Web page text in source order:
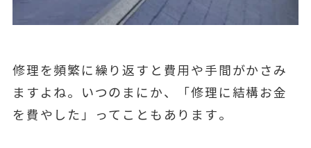
修理を頻繁に繰り返すと費用や手間がかさみ
ますよね。いつのまにか、「修理に結構お金
を費やした」ってこともあります。